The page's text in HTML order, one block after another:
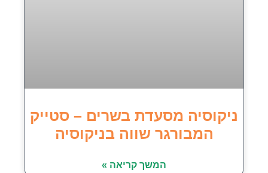
ניקוסיה מסעדת בשרים – סטייק
המבורגר שווה בניקוסיה
המשך קריאה »